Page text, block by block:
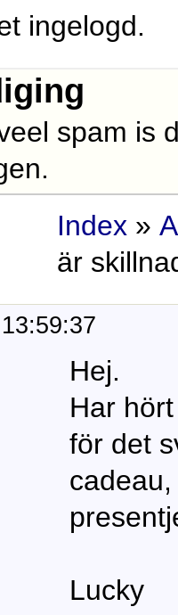
ingelogd.
spam is
Index »
är
Hej.
Har
för det
Lucky